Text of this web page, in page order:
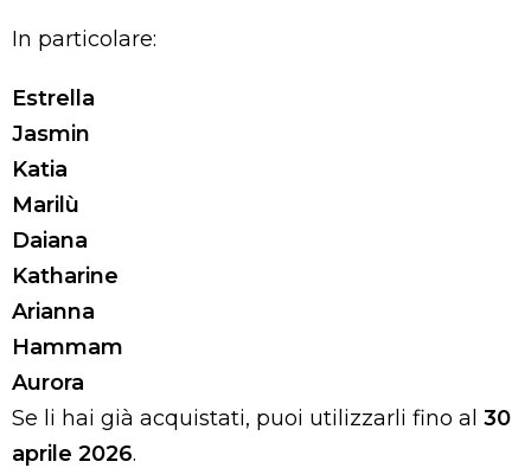
In particolare:
Estrella
Jasmin
Katia
Marilù
Daiana
Katharine
Arianna
Hammam
Aurora
Se li hai già acquistati, puoi utilizzarli fino al 30
aprile 2026.